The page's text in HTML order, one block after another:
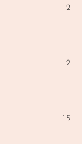
2
2
1.5